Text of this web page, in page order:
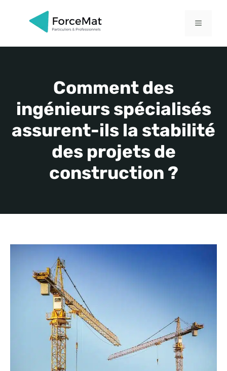
MENU
Comment des
ingénieurs spécialisés
assurent-ils la stabilité
des projets de
construction ?